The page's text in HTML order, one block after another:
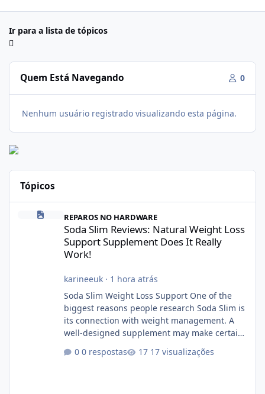
Ir para a lista de tópicos
Quem Está Navegando 0
Nenhum usuário registrado visualizando esta página.
Tópicos
Soda Slim Reviews: Natural Weight Loss Support Supplement
REPAROS NO HARDWARE
Soda Slim Reviews: Natural Weight Loss
Support Supplement Does It Really
Work!
karineeuk· 1 hora atrás
Soda Slim Weight Loss Support One of the
biggest reasons people research Soda Slim is
its connection with weight management. A
well-designed supplement may make certain
maintain, depending on its ingredients and
0 respostas 17 visualizações